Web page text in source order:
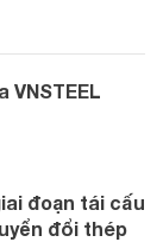
đoạn tái cấu
đổi thép